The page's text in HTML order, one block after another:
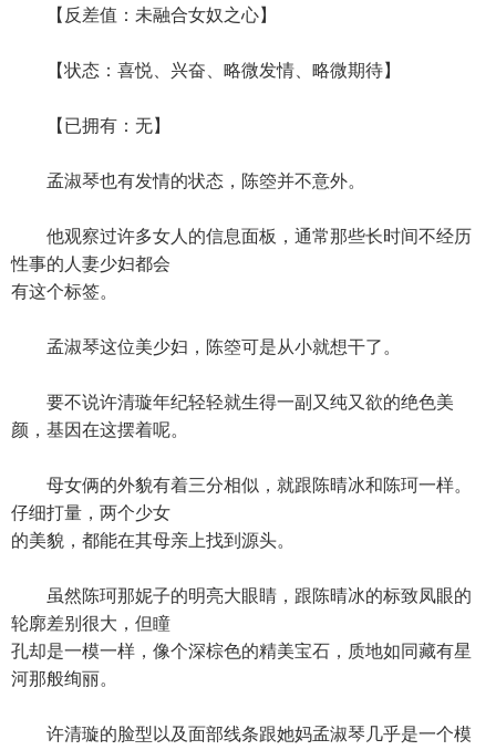
【反差值：未融合女奴之心】
【状态：喜悦、兴奋、略微发情、略微期待】
【已拥有：无】
孟淑琴也有发情的状态，陈箜并不意外。
他观察过许多女人的信息面板，通常那些长时间不经历
性事的人妻少妇都会
有这个标签。
孟淑琴这位美少妇，陈箜可是从小就想干了。
要不说许清璇年纪轻轻就生得一副又纯又欲的绝色美
颜，基因在这摆着呢。
母女俩的外貌有着三分相似，就跟陈晴冰和陈珂一样。
仔细打量，两个少女
的美貌，都能在其母亲上找到源头。
虽然陈珂那妮子的明亮大眼睛，跟陈晴冰的标致凤眼的
轮廓差别很大，但瞳
孔却是一模一样，像个深棕色的精美宝石，质地如同藏有星
河那般绚丽。
许清璇的脸型以及面部线条跟她妈孟淑琴几乎是一个模